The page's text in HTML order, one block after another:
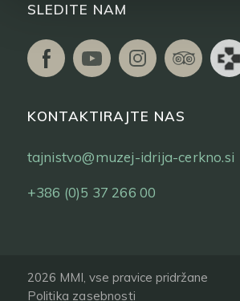
SLEDITE NAM
KONTAKTIRAJTE NAS
tajnistvo@muzej-idrija-cerkno.si
+386 (0)5 37 266 00
2026 MMI, vse pravice pridržane
Politika zasebnosti